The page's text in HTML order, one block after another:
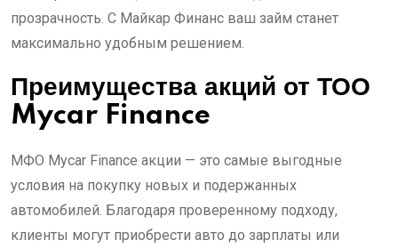
прозрачность. С Майкар Финанс ваш займ станет
максимально удобным решением.
Преимущества акций от ТОО
Mycar Finance
МФО Mycar Finance акции — это самые выгодные
условия на покупку новых и подержанных
автомобилей. Благодаря проверенному подходу,
клиенты могут приобрести авто до зарплаты или